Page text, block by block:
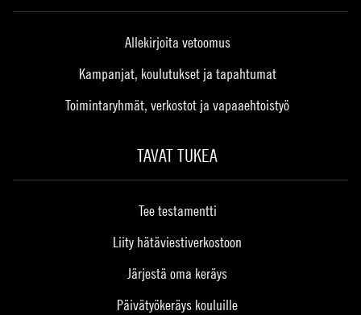
Allekirjoita vetoomus
Kampanjat, koulutukset ja tapahtumat
Toimintaryhmät, verkostot ja vapaaehtoistyö
TAVAT TUKEA
Tee testamentti
Liity hätäviestiverkostoon
Järjestä oma keräys
Päivätyökeräys kouluille